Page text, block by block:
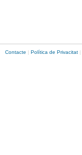
Contacte | Política de Privacitat |